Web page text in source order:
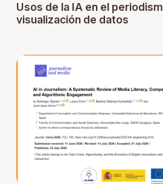
Usos de la IA en el
visualización de datos